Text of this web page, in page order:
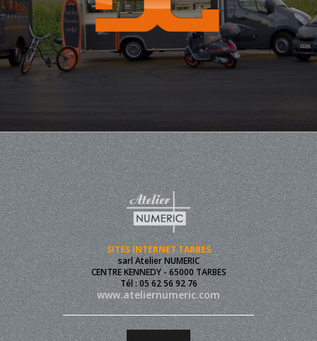
SITES INTERNET TARBES
sarl Atelier NUMERIC
CENTRE KENNEDY - 65000 TARBES
Tél : 05 62 56 92 76
www.ateliernumeric.com